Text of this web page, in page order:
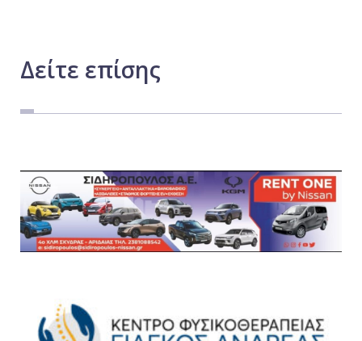
Δείτε επίσης